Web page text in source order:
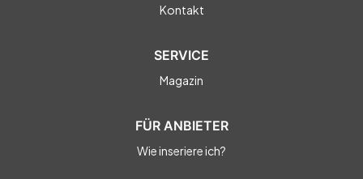
Kontakt
SERVICE
Magazin
FÜR ANBIETER
Wie inseriere ich?